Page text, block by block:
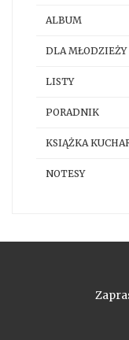
ALBUM
DLA MŁODZIEŻY
LISTY
PORADNIK
KSIĄŻKA
NOTESY